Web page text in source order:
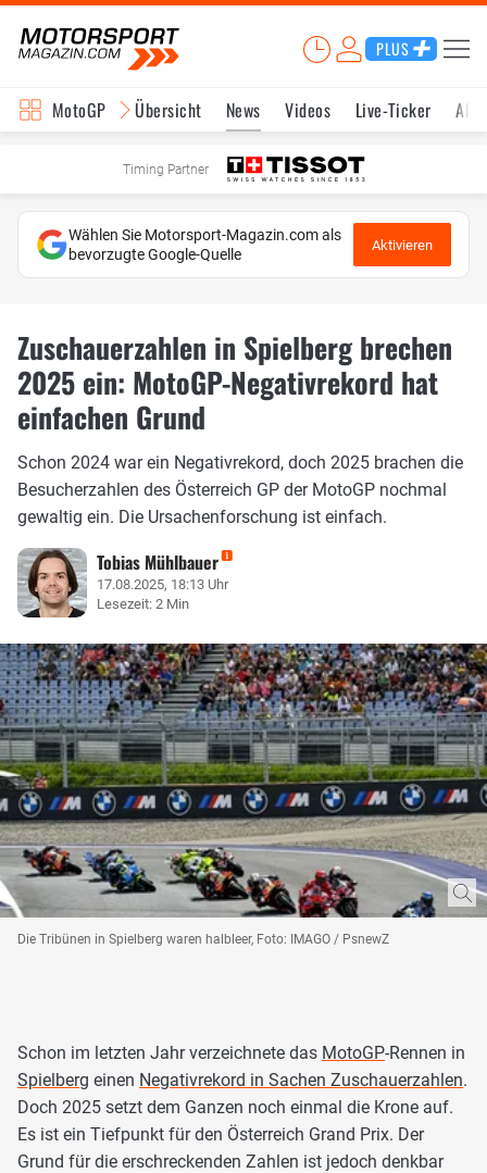
PLUS
MotoGP Übersicht News Videos Live-Ticker
Timing Partner
Wählen Sie Motorsport-Magazin.com als
bevorzugte Google-Quelle
Aktivieren
Zuschauerzahlen in Spielberg brechen
2025 ein: MotoGP-Negativrekord hat
einfachen Grund
Schon 2024 war ein Negativrekord, doch 2025 brachen die
Besucherzahlen des Österreich GP der MotoGP nochmal
gewaltig ein. Die Ursachenforschung ist einfach.
Tobias Mühlbauer
17.08.2025, 18:13 Uhr
Lesezeit: 2 Min
Die Tribünen in Spielberg waren halbleer, Foto: IMAGO / PsnewZ
Schon im letzten Jahr verzeichnete das MotoGP-Rennen in
Spielberg einen Negativrekord in Sachen Zuschauerzahlen.
Doch 2025 setzt dem Ganzen noch einmal die Krone auf.
Es ist ein Tiefpunkt für den Österreich Grand Prix. Der
Grund für die erschreckenden Zahlen ist jedoch denkbar